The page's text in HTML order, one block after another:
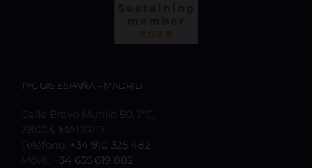
TYC GIS ESPAÑA – MADRID
Calle Bravo Murillo 50, 1ºC,
28003, MADRID
Teléfono: +34 910 325 482
Móvil: +34 635 619 882